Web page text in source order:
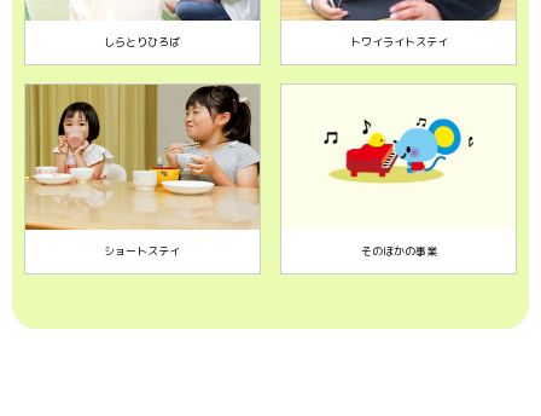
しらとりひろば トワイライトステイ
ショートステイ そのほかの事業